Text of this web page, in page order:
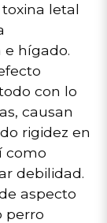
letal
hígado.
con lo
causan
rigidez en
como
debilidad.
aspecto
perro